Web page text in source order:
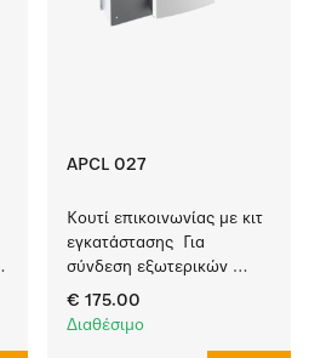
APCL 027
Κουτί επικοινωνίας με κιτ
εγκατάστασης  Για
σύνδεση εξωτερικών
συστημάτων και
στεγνωτηρίου με αντλία
€ 175.00
Διαθέσιμο